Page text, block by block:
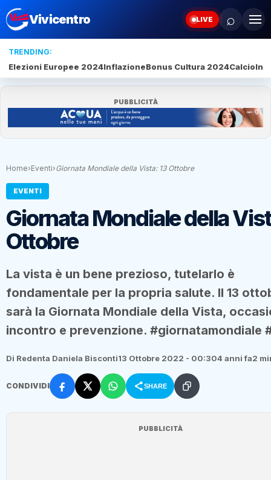
Vivicentro LIVE ⌕
TRENDING:
Elezioni Europee 2024InflazioneBonus Cultura 2024Calcio
PUBBLICITÀ
Home›Eventi›Giornata Mondiale della Vista: 13 Ottobre
EVENTI
Giornata Mondiale della
Ottobre
La vista è un bene prezioso, tutelarlo è
fondamentale per la propria salute. Il 13
sarà la Giornata Mondiale della Vista,
incontro e prevenzione. #giornatamondiale
Di Redenta Daniela Bisconti13 Ottobre 2022 - 00:304 anni fa2
CONDIVIDI SHARE
PUBBLICITÀ